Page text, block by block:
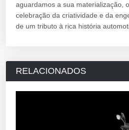
aguardamos a sua materialização,
celebração da criatividade e da
de um tributo à rica história
RELACIONADOS